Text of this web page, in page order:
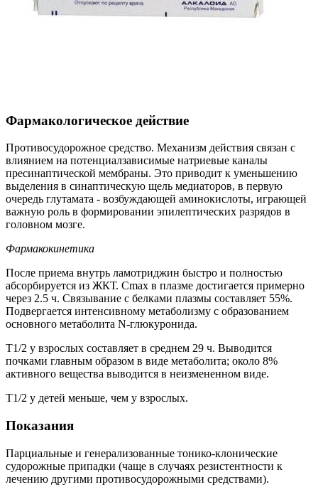
Фармакологическое действие
Противосудорожное средство. Механизм действия связан с
влиянием на потенциалзависимые натриевые каналы
пресинаптической мембраны. Это приводит к уменьшению
выделения в синаптическую щель медиаторов, в первую
очередь глутамата - возбуждающей аминокислоты, играющей
важную роль в формировании эпилептических разрядов в
головном мозге.
Фармакокинетика
После приема внутрь ламотриджин быстро и полностью
абсорбируется из ЖКТ. Cmax в плазме достигается примерно
через 2.5 ч. Связывание с белками плазмы составляет 55%.
Подвергается интенсивному метаболизму с образованием
основного метаболита N-глюкуронида.
T1/2 у взрослых составляет в среднем 29 ч. Выводится
почками главным образом в виде метаболита; около 8%
активного вещества выводится в неизмененном виде.
T1/2 у детей меньше, чем у взрослых.
Показания
Парциальные и генерализованные тонико-клонические
судорожные припадки (чаще в случаях резистентности к
лечению другими противосудорожными средствами).